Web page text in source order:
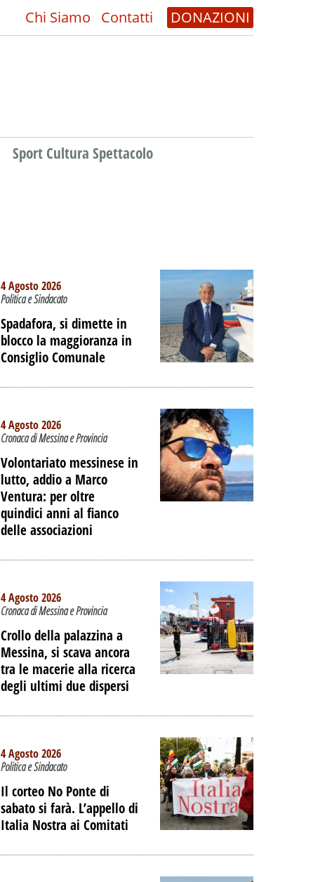
Chi Siamo Contatti DONAZIONI
Sport Cultura Spettacolo
4 Agosto 2026
Politica e Sindacato
Spadafora, si dimette in
blocco la maggioranza in
Consiglio Comunale
4 Agosto 2026
Cronaca di Messina e Provincia
Volontariato messinese in
lutto, addio a Marco
Ventura: per oltre
quindici anni al fianco
delle associazioni
4 Agosto 2026
Cronaca di Messina e Provincia
Crollo della palazzina a
Messina, si scava ancora
tra le macerie alla ricerca
degli ultimi due dispersi
4 Agosto 2026
Politica e Sindacato
Il corteo No Ponte di
sabato si farà. L’appello di
Italia Nostra ai Comitati